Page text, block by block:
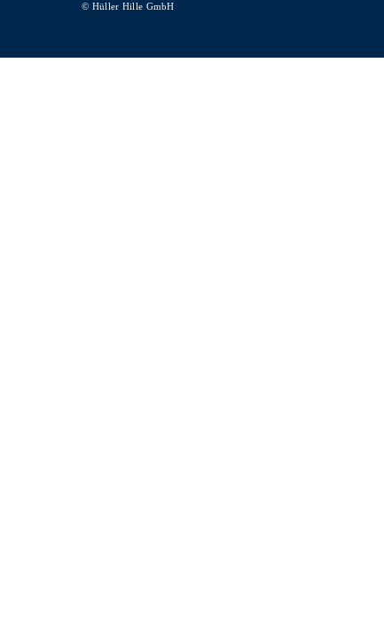
© Hüller Hille GmbH